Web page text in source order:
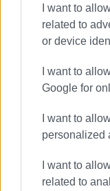
I want to
related to
or device
I want to
Google for
I want to
personalized
I want to
related to